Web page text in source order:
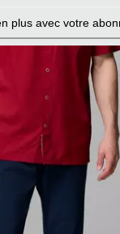
plus avec votre